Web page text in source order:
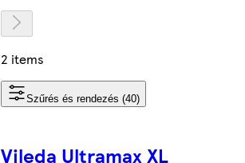
2 items
Szűrés és rendezés (40)
Vileda Ultramax XL